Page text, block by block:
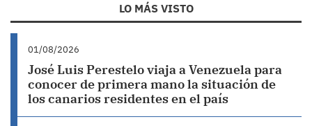
LO MÁS VISTO
01/08/2026
José Luis Perestelo viaja a Venezuela para
conocer de primera mano la situación de
los canarios residentes en el país